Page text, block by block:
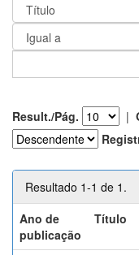
Result./Pág. |
Resultado 1-1 de 1.
Ano de
publicação
Título